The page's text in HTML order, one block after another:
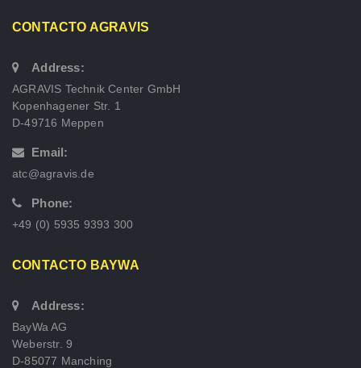
CONTACTO AGRAVIS
Address:
AGRAVIS Technik Center GmbH
Kopenhagener Str. 1
D-49716 Meppen
Email:
atc@agravis.de
Phone:
+49 (0) 5935 9393 300
CONTACTO BAYWA
Address:
BayWa AG
Weberstr. 9
D-85077 Manching